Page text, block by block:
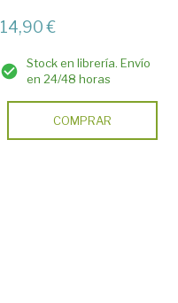
14,90 €
Stock en librería. Envío
en 24/48 horas
COMPRAR